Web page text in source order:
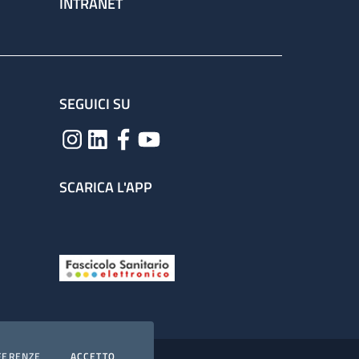
COOKIES I COOKIES
SEGUICI SU
SCARICA L'APP